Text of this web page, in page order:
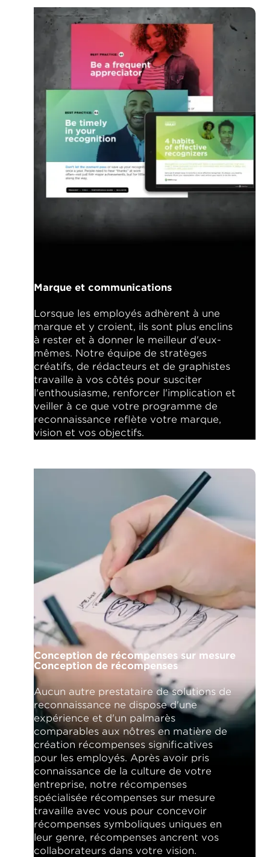
Marque et communications
Lorsque les employés adhèrent à une
marque et y croient, ils sont plus enclins
à rester et à donner le meilleur d'eux-
mêmes. Notre équipe de stratèges
créatifs, de rédacteurs et de graphistes
travaille à vos côtés pour susciter
l'enthousiasme, renforcer l'implication et
veiller à ce que votre programme de
reconnaissance reflète votre marque,
vision et vos objectifs.
Conception de récompenses sur mesure
Conception de récompenses
Aucun autre prestataire de solutions de
reconnaissance ne dispose d'une
expérience et d'un palmarès
comparables aux nôtres en matière de
création récompenses significatives
pour les employés. Après avoir pris
connaissance de la culture de votre
entreprise, notre récompenses
spécialisée récompenses sur mesure
travaille avec vous pour concevoir
récompenses symboliques uniques en
leur genre, récompenses ancrent vos
collaborateurs dans votre vision.